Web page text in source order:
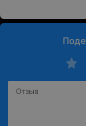
Окрашивание
создания объёма.
Эта процедура
помогает